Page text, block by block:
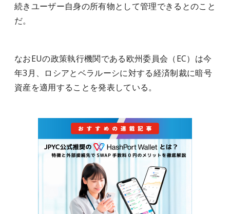
続きユーザー自身の所有物として管理できるとのこと
だ。
なおEUの政策執行機関である欧州委員会（EC）は今
年3月、ロシアとベラルーシに対する経済制裁に暗号
資産を適用することを発表している。